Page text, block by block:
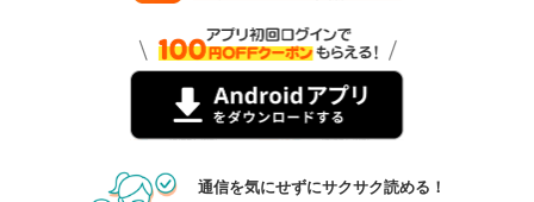
通信を気にせずにサクサク読める！